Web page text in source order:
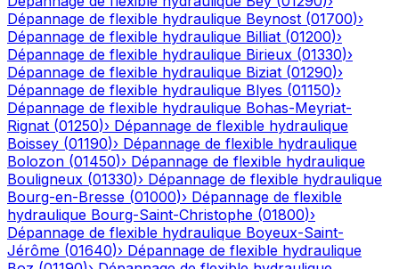
Dépannage de flexible hydraulique Beynost (01700)›
Dépannage de flexible hydraulique Billiat (01200)›
Dépannage de flexible hydraulique Birieux (01330)›
Dépannage de flexible hydraulique Biziat (01290)›
Dépannage de flexible hydraulique Blyes (01150)›
Dépannage de flexible hydraulique Bohas-Meyriat-
Rignat (01250)› Dépannage de flexible hydraulique
Boissey (01190)› Dépannage de flexible hydraulique
Bolozon (01450)› Dépannage de flexible hydraulique
Bouligneux (01330)› Dépannage de flexible hydraulique
Bourg-en-Bresse (01000)› Dépannage de flexible
hydraulique Bourg-Saint-Christophe (01800)›
Dépannage de flexible hydraulique Boyeux-Saint-
Jérôme (01640)› Dépannage de flexible hydraulique